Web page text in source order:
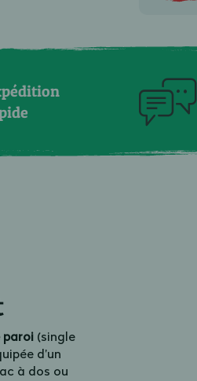
paroi (single
d’un
à dos ou